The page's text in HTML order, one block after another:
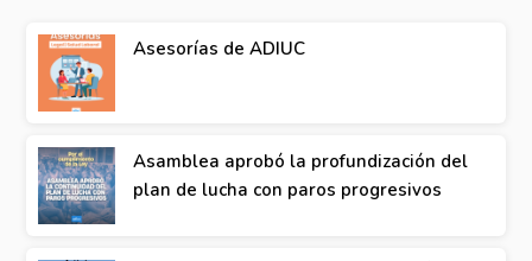
Asesorías de ADIUC
Asamblea aprobó la profundización del
plan de lucha con paros progresivos